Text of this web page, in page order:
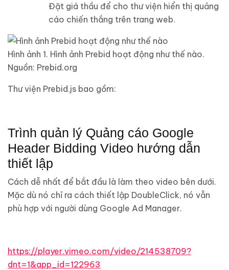
Đặt giá thầu để cho thư viện hiển thị quảng
cáo chiến thắng trên trang web.
Hình ảnh 1. Hình ảnh Prebid hoạt động như thế nào.
Nguồn: Prebid.org
Thư viện Prebid.js bao gồm:
Trình quản lý Quảng cáo Google
Header Bidding Video hướng dẫn
thiết lập
Cách dễ nhất để bắt đầu là làm theo video bên dưới.
Mặc dù nó chỉ ra cách thiết lập DoubleClick, nó vẫn
phù hợp với người dùng Google Ad Manager.
https://player.vimeo.com/video/214538709?
dnt=1&app_id=122963